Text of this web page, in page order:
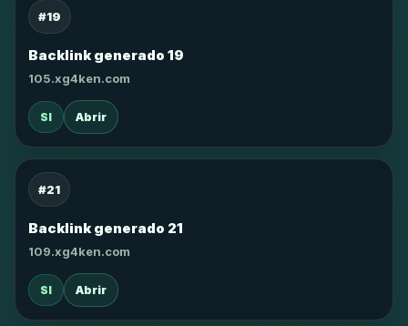
#19
Backlink generado 19
105.xg4ken.com
SI Abrir
#21
Backlink generado 21
109.xg4ken.com
SI Abrir